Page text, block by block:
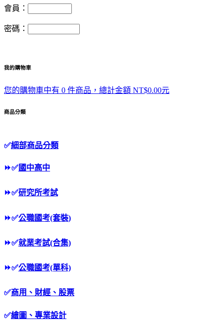
會員：
密碼：
我的購物車
您的購物車中有 0 件商品，總計金額 NT$0.00元
商品分類
✅細部商品分類
⏩✅國中高中
⏩✅研究所考試
⏩✅公職國考(套裝)
⏩✅就業考試(合集)
⏩✅公職國考(單科)
✅商用、財經、股票
✅繪圖、專業設計